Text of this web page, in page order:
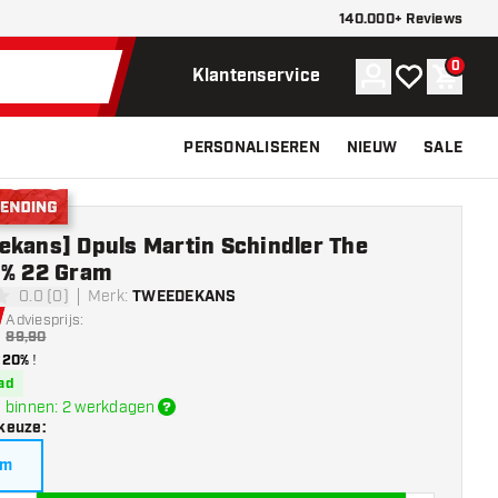
140.000+ Reviews
Klantenservice Account
Mijn 0
PERSONALISEREN NIEUW SALE
0.0 (0) Merk: TWEEDEKANS
Dpuls Martin Schindler The
22 Gram
Adviesprijs:
89,90
20% !
binnen: 2 werkdagen
: